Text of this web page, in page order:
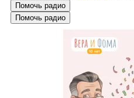
Помочь радио
Помочь радио